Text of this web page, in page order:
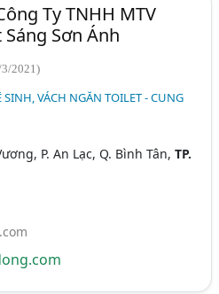
Ty TNHH MTV
Sơn Ánh
2021)
VÁCH NGĂN TOILET - CUNG
P. An Lạc, Q. Bình Tân,TP.